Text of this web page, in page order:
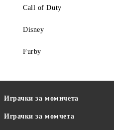
Call of Duty
Disney
Furby
Играчки за момичета
Играчки за момчета